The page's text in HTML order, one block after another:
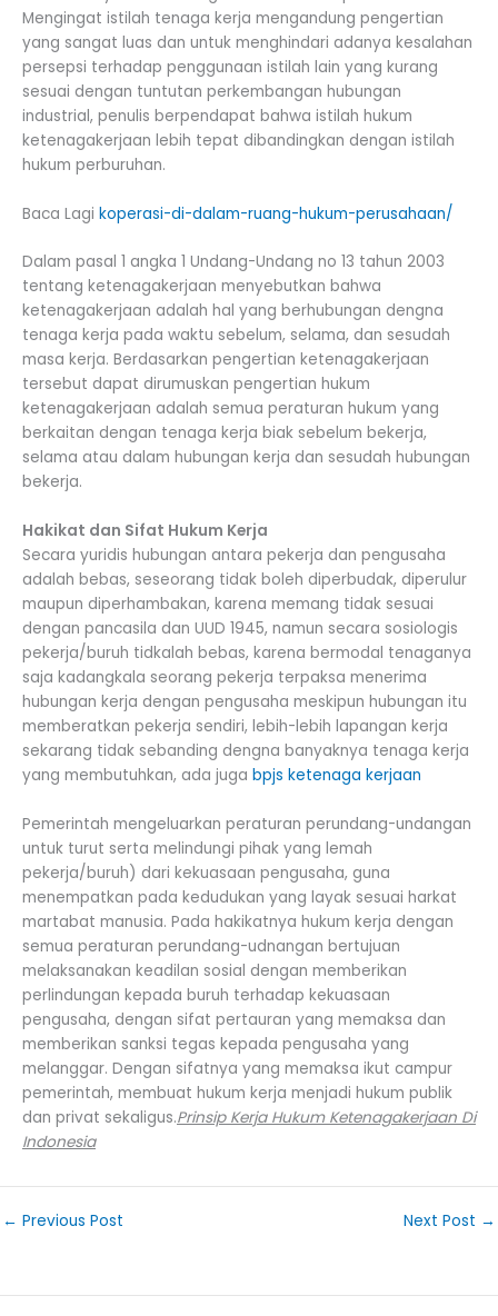
Mengingat istilah tenaga kerja mengandung pengertian
yang sangat luas dan untuk menghindari adanya kesalahan
persepsi terhadap penggunaan istilah lain yang kurang
sesuai dengan tuntutan perkembangan hubungan
industrial, penulis berpendapat bahwa istilah hukum
ketenagakerjaan lebih tepat dibandingkan dengan istilah
hukum perburuhan.
Baca Lagi koperasi-di-dalam-ruang-hukum-perusahaan/
Dalam pasal 1 angka 1 Undang-Undang no 13 tahun 2003
tentang ketenagakerjaan menyebutkan bahwa
ketenagakerjaan adalah hal yang berhubungan dengna
tenaga kerja pada waktu sebelum, selama, dan sesudah
masa kerja. Berdasarkan pengertian ketenagakerjaan
tersebut dapat dirumuskan pengertian hukum
ketenagakerjaan adalah semua peraturan hukum yang
berkaitan dengan tenaga kerja biak sebelum bekerja,
selama atau dalam hubungan kerja dan sesudah hubungan
bekerja.
Hakikat dan Sifat Hukum Kerja
Secara yuridis hubungan antara pekerja dan pengusaha
adalah bebas, seseorang tidak boleh diperbudak, diperulur
maupun diperhambakan, karena memang tidak sesuai
dengan pancasila dan UUD 1945, namun secara sosiologis
pekerja/buruh tidkalah bebas, karena bermodal tenaganya
saja kadangkala seorang pekerja terpaksa menerima
hubungan kerja dengan pengusaha meskipun hubungan itu
memberatkan pekerja sendiri, lebih-lebih lapangan kerja
sekarang tidak sebanding dengna banyaknya tenaga kerja
yang membutuhkan, ada juga bpjs ketenaga kerjaan
Pemerintah mengeluarkan peraturan perundang-undangan
untuk turut serta melindungi pihak yang lemah
pekerja/buruh) dari kekuasaan pengusaha, guna
menempatkan pada kedudukan yang layak sesuai harkat
martabat manusia. Pada hakikatnya hukum kerja dengan
semua peraturan perundang-udnangan bertujuan
melaksanakan keadilan sosial dengan memberikan
perlindungan kepada buruh terhadap kekuasaan
pengusaha, dengan sifat pertauran yang memaksa dan
memberikan sanksi tegas kepada pengusaha yang
melanggar. Dengan sifatnya yang memaksa ikut campur
pemerintah, membuat hukum kerja menjadi hukum publik
dan privat sekaligus.Prinsip Kerja Hukum Ketenagakerjaan Di
Indonesia
← Previous Post Next Post →